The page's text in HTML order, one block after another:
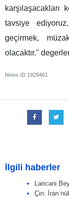
karşılaşacakları
tavsiye
geçirmek,
olacaktır."
News ID 1929461
İlgili haberler
Laricani
Çin: İran